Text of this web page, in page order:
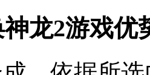
神龙2游戏优